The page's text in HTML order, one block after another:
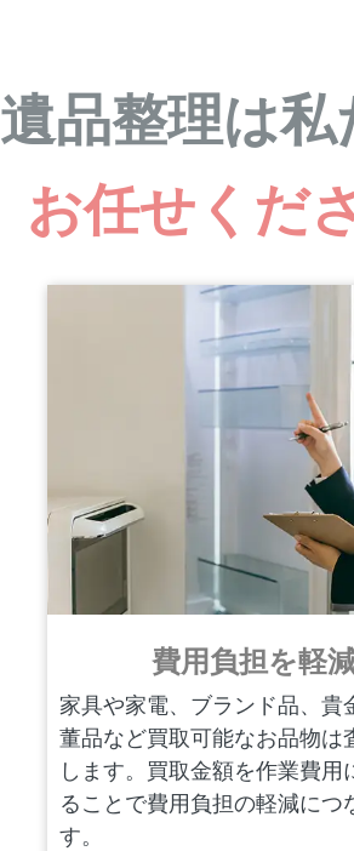
遺品整理は私
お任せくだ
費用負担を軽
家具や家電、ブランド品、貴
董品など買取可能なお品物は
します。買取金額を作業費用
ることで費用負担の軽減につ
す。